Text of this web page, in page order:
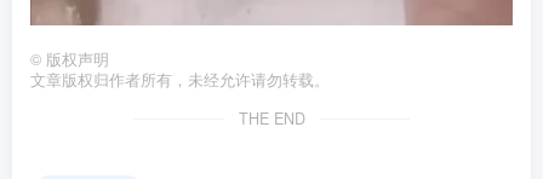
© 版权声明
文章版权归作者所有，未经允许请勿转载。
THE END